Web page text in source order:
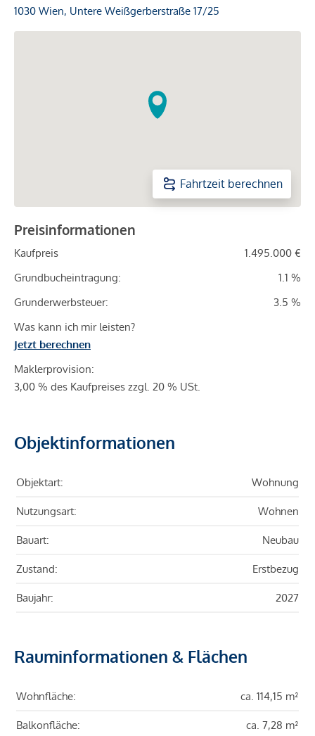
1030 Wien, Untere Weißgerberstraße 17/25
Fahrtzeit berechnen
Preisinformationen
Kaufpreis
1.495.000 €
Grundbucheintragung:
1.1 %
Grunderwerbsteuer:
3.5 %
Was kann ich mir leisten?
Jetzt berechnen
Maklerprovision:
3,00 % des Kaufpreises zzgl. 20 % USt.
Objektinformationen
Objektart: Wohnung
Nutzungsart: Wohnen
Bauart: Neubau
Zustand: Erstbezug
Baujahr: 2027
Rauminformationen & Flächen
Wohnfläche: ca. 114,15 m²
Balkonfläche: ca. 7,28 m²